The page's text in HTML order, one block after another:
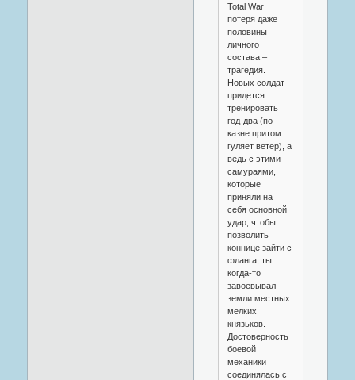
Total War
потеря даже
половины
личного
состава –
трагедия.
Новых солдат
придется
тренировать
год-два (по
казне притом
гуляет ветер), а
ведь с этими
самураями,
которые
приняли на
себя основной
удар, чтобы
позволить
коннице зайти с
фланга, ты
когда-то
завоевывал
земли местных
мелких
князьков.
Достоверность
боевой
механики
соединялась с